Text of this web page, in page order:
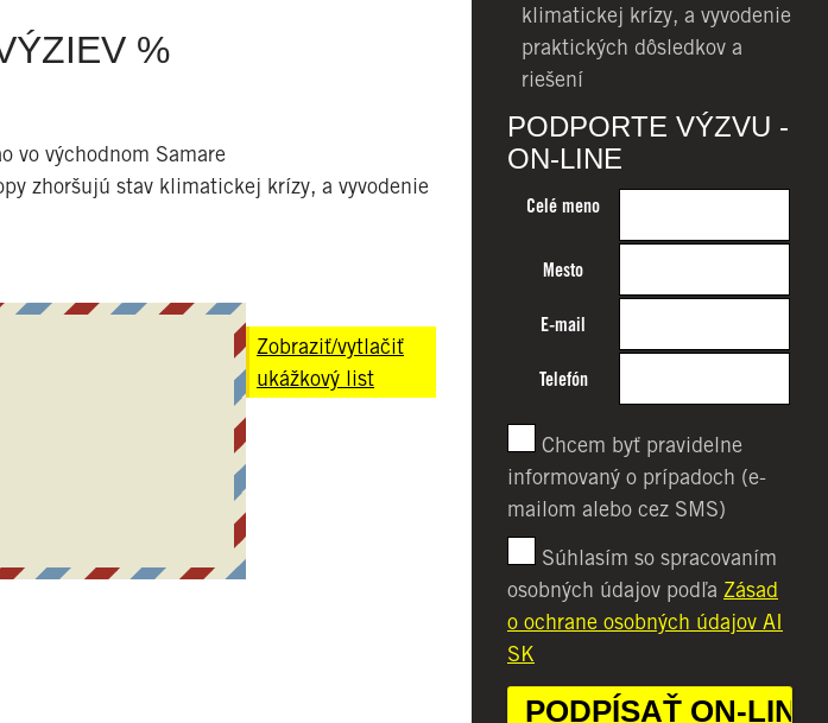
%
vo východnom Samare
zhoršujú stav klimatickej krízy, a vyvodenie
Zobraziť/vytlačiť
ukážkový list
klimatickej krízy, a vyvodenie
praktických dôsledkov a
riešení
PODPORTE VÝZVU -
ON-LINE
Celé meno
Mesto
E-mail
Telefón
Chcem byť pravidelne
informovaný o prípadoch (e-
mailom alebo cez SMS)
Súhlasím so spracovaním
osobných údajov podľa Zásad
o ochrane osobných údajov AI
SK